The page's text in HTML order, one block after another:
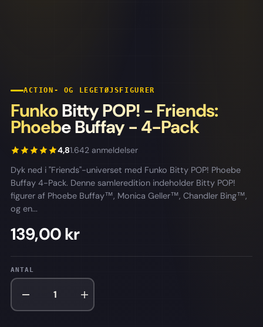
ACTION- OG LEGETØJSFIGURER
Funko Bitty POP! - Friends:
Phoebe Buffay - 4-Pack
4,81.642 anmeldelser
Dyk ned i "Friends"-universet med Funko Bitty POP! Phoebe
Buffay 4-Pack. Denne samleredition indeholder Bitty POP!
figurer af Phoebe Buffay™, Monica Geller™, Chandler Bing™,
og en...
139,00 kr
ANTAL